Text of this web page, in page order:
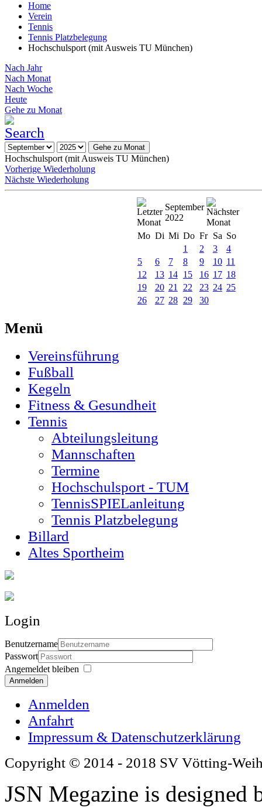
Home
Verein
Tennis
Tennis Platzbelegung
Hochschulsport (mit Ausweis TU München)
Nach Jahr
Nach Monat
Nach Woche
Heute
Gehe zu Monat
Gehe zu Monat
Hochschulsport (mit Ausweis TU München)
Vorherige Wiederholung
Nächste Wiederholung
September
2022
Mo Di Mi Do Fr Sa So
1
2 3
4
5
6 7 8 9 10 11
12
13 14 15 16 17 18
19
20 21 22 23 24 25
26
27 28 29 30
Menü
Vereinsführung
Fußball
Kegeln
Fitness & Gesundheit
Tennis
Abteilungsleitung
Mannschaften
Termine
Hochschulsport - TUM
TennisSPIELanleitung
Tennis Platzbelegung
Billard
Altes Sportheim
Login
Benutzername
Passwort
Angemeldet bleiben
Anmelden
Anmelden
Anfahrt
Impressum & Datenschutzerklärung
Copyright © 2014 - 2018 SV Vötting-
JSN Megazine is designed